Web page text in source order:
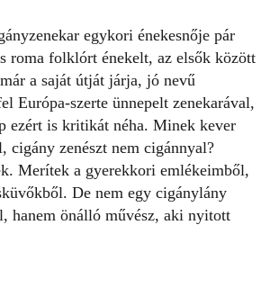
egykori énekesnője pár
roma folklórt énekelt, az elsők között
a saját útját járja, jó nevű
Európa-szerte ünnepelt zenekarával,
ezért is kritikát néha. Minek kever
cigány zenészt nem cigánnyal?
Merítek a gyerekkori emlékeimből,
De nem egy cigánylány
hanem önálló művész, aki nyitott